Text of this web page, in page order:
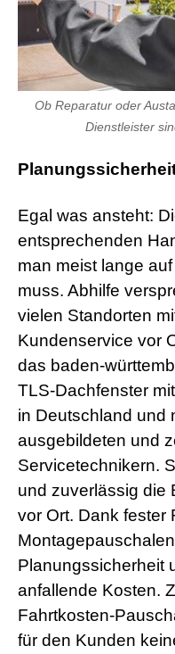
Ob Reparatur oder
Dienstleister
Egal was ansteht:
entsprechenden
man meist lange
muss. Abhilfe
vielen Standorten
Kundenservice vor
das baden-
TLS-Dachfenster
in Deutschland und
ausgebildeten und
Servicetechnikern.
und zuverlässig die
vor Ort. Dank fester
Planungssicherheit
anfallende Kosten.
Fahrtkosten-
für den Kunden